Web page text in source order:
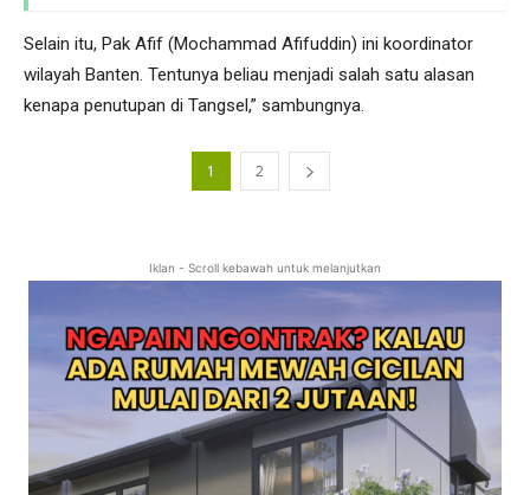
Selain itu, Pak Afif (Mochammad Afifuddin) ini koordinator
wilayah Banten. Tentunya beliau menjadi salah satu alasan
kenapa penutupan di Tangsel,” sambungnya.
1 2
Iklan - Scroll kebawah untuk melanjutkan